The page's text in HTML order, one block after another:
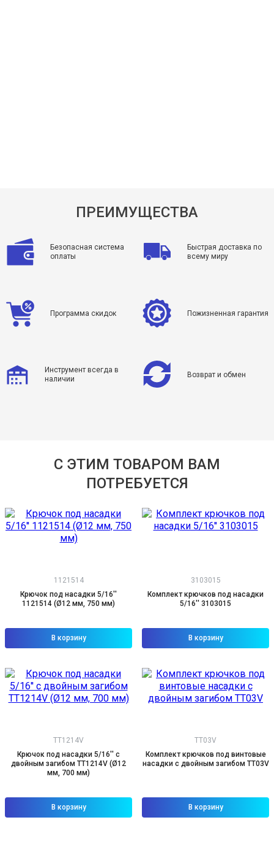
ПРЕИМУЩЕСТВА
Безопасная система
оплаты
Быстрая доставка по
всему миру
Программа скидок Пожизненная гарантия
Инструмент всегда в
наличии
Возврат и обмен
С ЭТИМ ТОВАРОМ ВАМ
ПОТРЕБУЕТСЯ
1121514
Крючок под насадки 5/16''
1121514 (Ø12 мм, 750 мм)
В корзину
3103015
Комплект крючков под насадки
5/16'' 3103015
В корзину
TT1214V
Крючок под насадки 5/16'' с
двойным загибом TT1214V (Ø12
мм, 700 мм)
В корзину
TT03V
Комплект крючков под винтовые
насадки с двойным загибом TT03V
В корзину